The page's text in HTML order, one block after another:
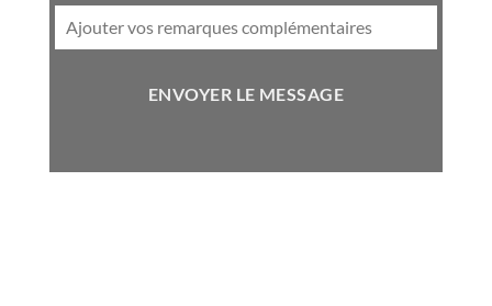
ENVOYER LE MESSAGE